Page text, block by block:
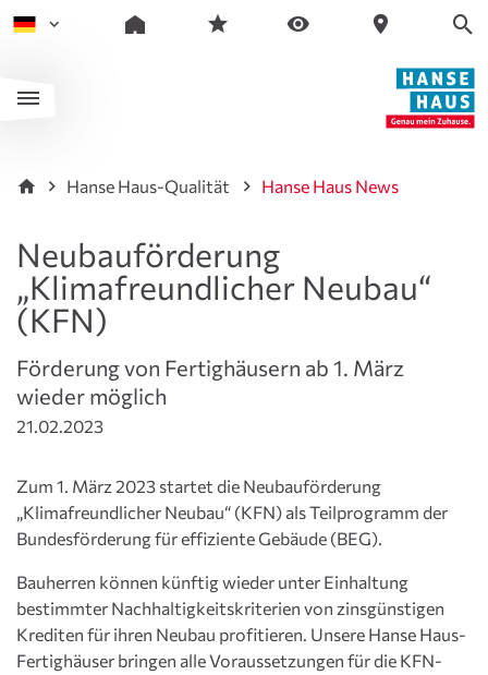
Hanse Haus-Qualität Hanse Haus News
Förderung von Fertighäusern ab 1. März
wieder möglich
Neubauförderung
„Klimafreundlicher Neubau“
(KFN)
21.02.2023
Zum 1. März 2023 startet die Neubauförderung
„Klimafreundlicher Neubau“ (KFN) als Teilprogramm der
Bundesförderung für effiziente Gebäude (BEG).
Bauherren können künftig wieder unter Einhaltung
bestimmter Nachhaltigkeitskriterien von zinsgünstigen
Krediten für ihren Neubau profitieren. Unsere Hanse Haus-
Fertighäuser bringen alle Voraussetzungen für die KFN-